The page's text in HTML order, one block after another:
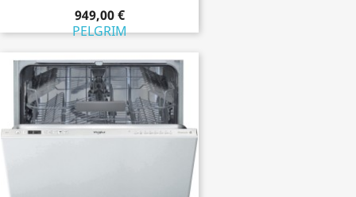
949,00 €
PELGRIM